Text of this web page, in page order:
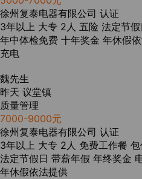
徐州复泰电器有限公司 认证
3年以上 大专 2人 五险 法定节假
年中体检免费 十年奖金 年休假
充电
魏先生
昨天 议堂镇
质量管理
7000-9000元
徐州复泰电器有限公司 认证
3年以上 大专 2人 免费工作餐
法定节假日 带薪年假 年终奖金
年休假依法提供